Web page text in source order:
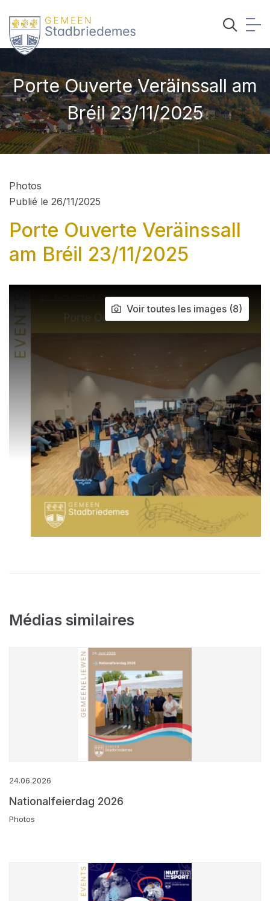
Porte Ouverte Veräinssall am
Bréil 23/11/2025
Photos
Publié le 26/11/2025
Porte Ouverte Veräinssall
am Bréil 23/11/2025
Voir toutes les images (8)
Médias similaires
24.06.2026
Nationalfeierdag 2026
Photos